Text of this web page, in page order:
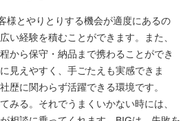
様とやりとりする機会が適度にあるの
い経験を積むことができます。また、
から保守・納品まで携わることができ
見えやすく、手ごたえも実感できま
歴に関わらず活躍できる環境です。
みる。それでうまくいかない時には、